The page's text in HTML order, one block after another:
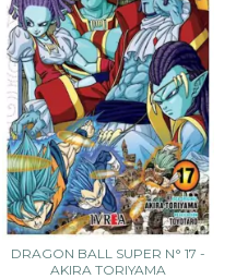
DRAGON BALL SUPER N° 17 -
AKIRA TORIYAMA